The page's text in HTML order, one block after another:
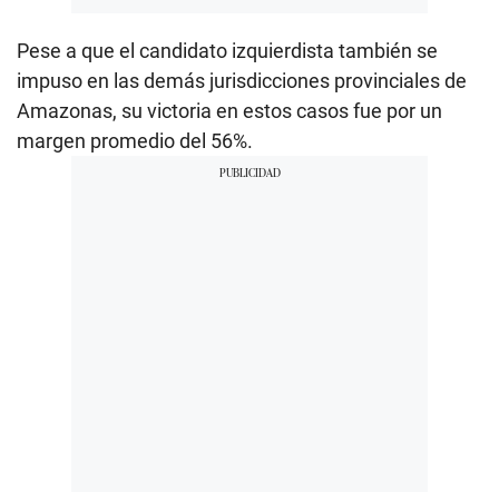
Pese a que el candidato izquierdista también se
impuso en las demás jurisdicciones provinciales de
Amazonas, su victoria en estos casos fue por un
margen promedio del 56%.